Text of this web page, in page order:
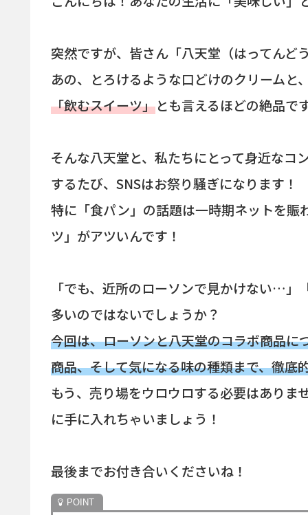
突然ですが、皆さん「八天堂（はってん
あの、とろけるような口どけのクリーム
「飲むスイーツ」とも言えるほどの絶品で
そんな八天堂と、私たちにとって身近なコ
するたび、SNSはお祭り騒ぎになります！
特に「食パン」の話題は一時期ネットを
ツ」がアツいんです！
「でも、近所のローソンで見かけない…
多いのではないでしょうか？
今回は、ローソンと八天堂のコラボ商品に
商品、そして気になる味の種類まで、徹底
もう、売り場をウロウロする必要はありま
に手に入れちゃいましょう！
最後までお付き合いくださいね！